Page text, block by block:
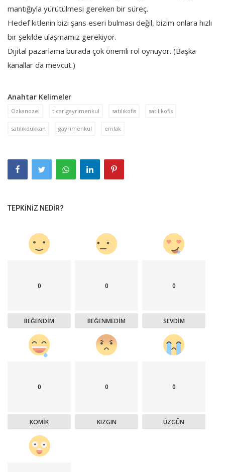
mantığıyla yürütülmesi gereken bir süreç.
Hedef kitlenin bizi şans eseri bulması değil, bizim onlara hızlı
bir şekilde ulaşmamız gerekiyor.
Dijital pazarlama burada çok önemli rol oynuyor. (Başka
kanallar da mevcut.)
Anahtar Kelimeler
Ozkanozel ticarigayrimenkul satılıkofis satılıkofis
satılıkdükkan gayrimenkul emlak
TEPKINIZ NEDIR?
0
BEĞENDIM
0
BEĞENMEDIM
0
SEVDIM
0
KOMIK
0
KIZGIN
0
ÜZGÜN